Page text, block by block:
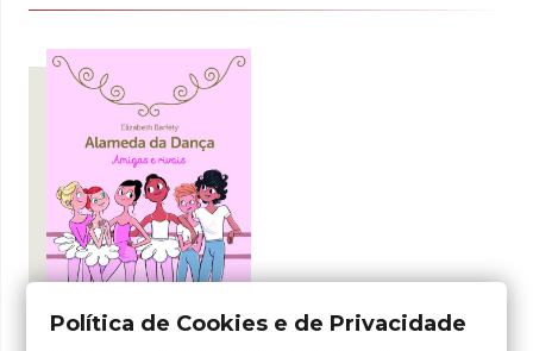
- 30%
Política de Cookies e de Privacidade